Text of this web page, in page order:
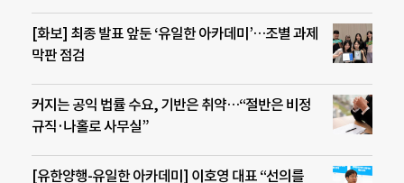
[화보] 최종 발표 앞둔 ‘유일한 아카데미’…조별 과제
막판 점검
커지는 공익 법률 수요, 기반은 취약…“절반은 비정
규직·나홀로 사무실”
[유한양행-유일한 아카데미] 이호영 대표 “선의를